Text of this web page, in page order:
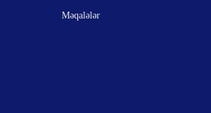
Məqalələr